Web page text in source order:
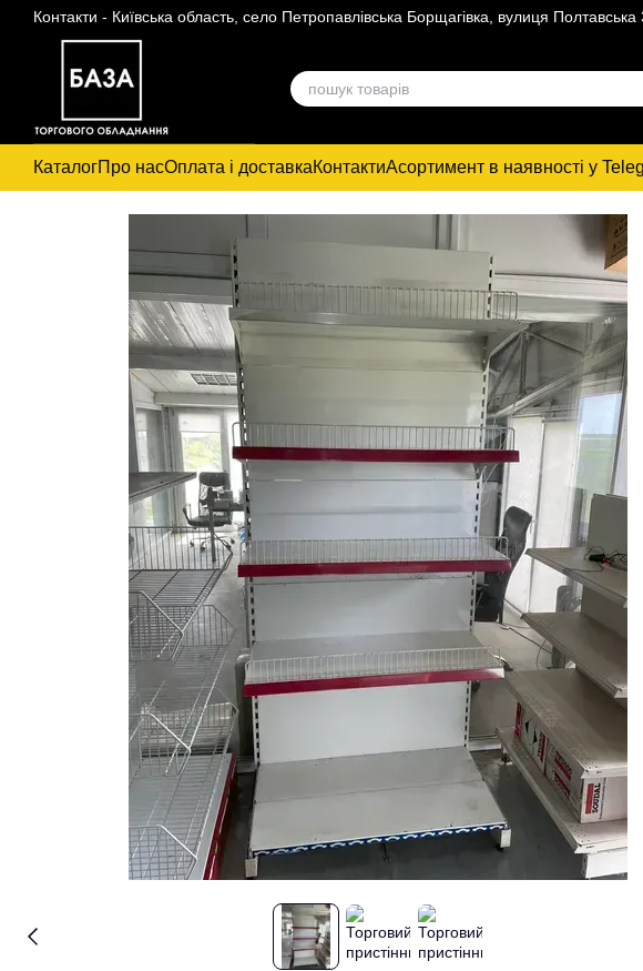
Перейти до основного контенту
Контакти - Київська область, село Петропавлівська Борщагівка, вулиця Полтавська
КаталогПро насОплата і доставкаКонтактиАсортимент в наявності у